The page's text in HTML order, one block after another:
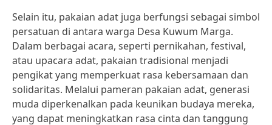
Selain itu, pakaian adat juga berfungsi sebagai simbol
persatuan di antara warga Desa Kuwum Marga.
Dalam berbagai acara, seperti pernikahan, festival,
atau upacara adat, pakaian tradisional menjadi
pengikat yang memperkuat rasa kebersamaan dan
solidaritas. Melalui pameran pakaian adat, generasi
muda diperkenalkan pada keunikan budaya mereka,
yang dapat meningkatkan rasa cinta dan tanggung